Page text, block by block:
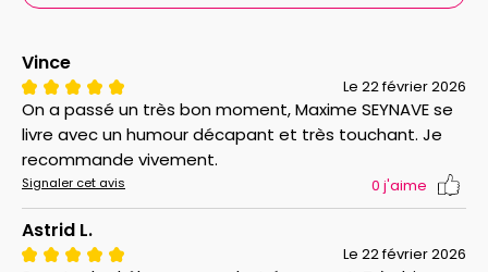
Vince
Le 22 février 2026
On a passé un très bon moment, Maxime SEYNAVE se
livre avec un humour décapant et très touchant. Je
recommande vivement.
Signaler cet avis 0 j'aime
Astrid L.
Le 22 février 2026